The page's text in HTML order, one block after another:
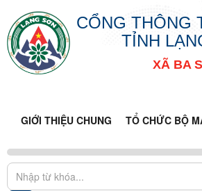
CỔNG THÔNG
TỈNH
XÃ BA
GIỚI THIỆU CHUNG TỔ CHỨC BỘ